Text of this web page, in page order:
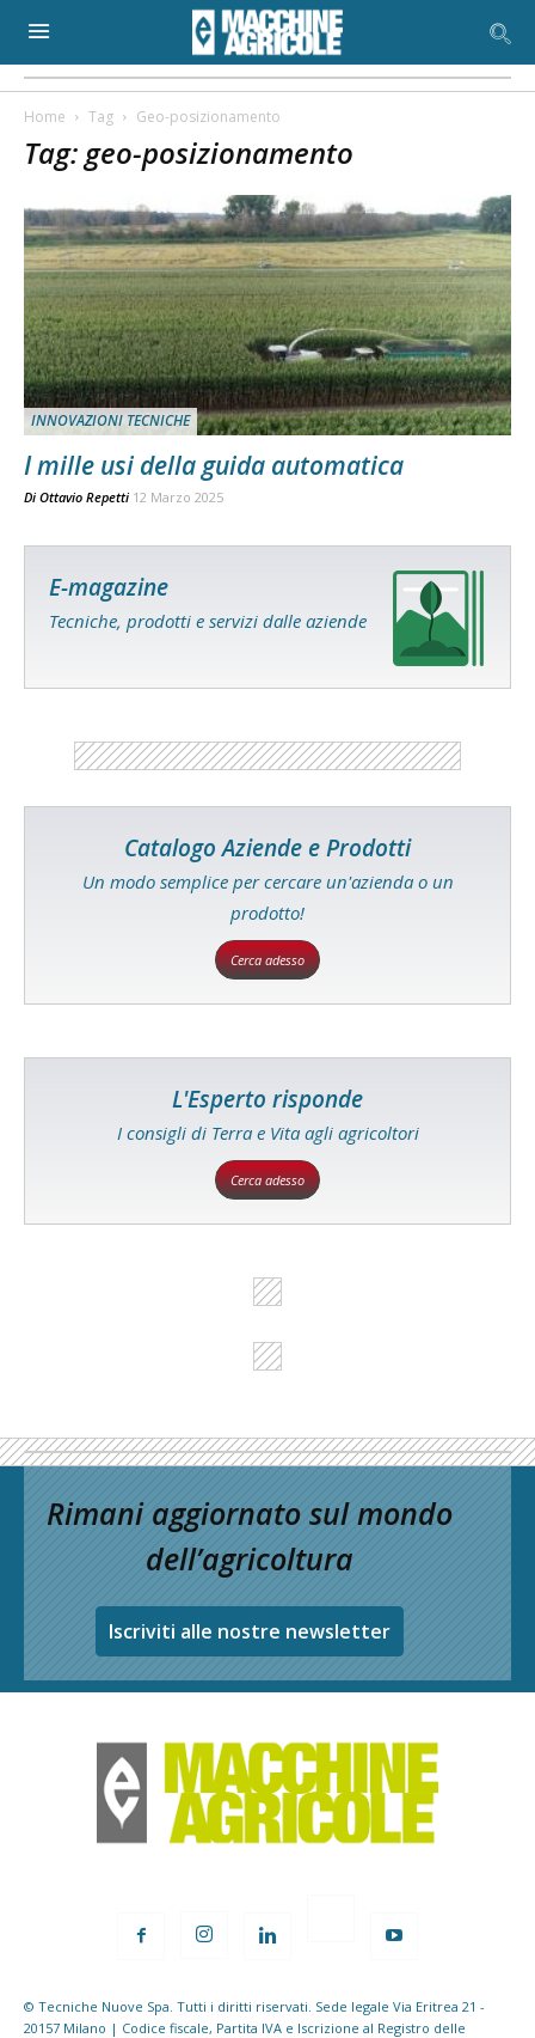
Home Tag Geo-posizionamento
Tag: geo-posizionamento
INNOVAZIONI TECNICHE
I mille usi della guida automatica
Di Ottavio Repetti 12 Marzo 2025
E-magazine
Tecniche, prodotti e servizi dalle aziende
Catalogo Aziende e Prodotti
Un modo semplice per cercare un'azienda o un
prodotto!
Cerca adesso
L'Esperto risponde
I consigli di Terra e Vita agli agricoltori
Cerca adesso
Rimani aggiornato sul mondo
dell’agricoltura
Iscriviti alle nostre newsletter
© Tecniche Nuove Spa. Tutti i diritti riservati. Sede legale Via Eritrea 21 -
20157 Milano | Codice fiscale, Partita IVA e Iscrizione al Registro delle